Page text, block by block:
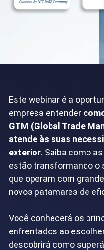
Este webinar é a
empresa entender
GTM (Global Trade
atende às suas
exterior. Saiba como
estão transformando o
que operam com
novos patamares de
Você conhecerá os
enfrentados ao
descobrirá como